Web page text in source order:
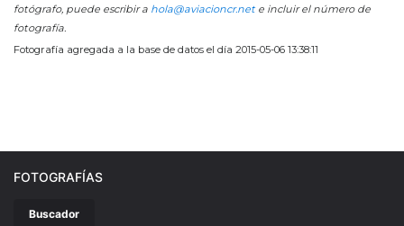
fotógrafo, puede escribir a hola@aviacioncr.nete incluir el número de
fotografía.
Fotografía agregada a la base de datos el día 2015-05-06 13:38:11
FOTOGRAFÍAS
Buscador